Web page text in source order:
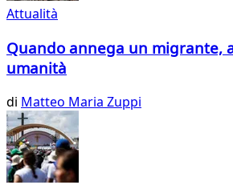
Attualità
Quando annega un migrante,
umanità
di Matteo Maria Zuppi